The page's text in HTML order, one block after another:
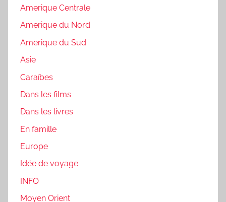
Amerique Centrale
Amerique du Nord
Amerique du Sud
Asie
Caraïbes
Dans les films
Dans les livres
En famille
Europe
Idée de voyage
INFO
Moyen Orient